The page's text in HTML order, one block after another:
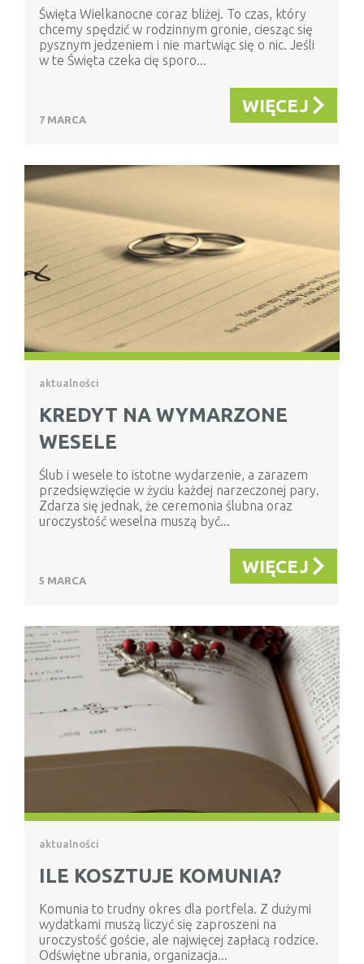
Święta Wielkanocne coraz bliżej. To czas, który
chcemy spędzić w rodzinnym gronie, ciesząc się
pysznym jedzeniem i nie martwiąc się o nic. Jeśli
w te Święta czeka cię sporo...
7 MARCA
WIĘCEJ
aktualności
KREDYT NA WYMARZONE
WESELE
Ślub i wesele to istotne wydarzenie, a zarazem
przedsięwzięcie w życiu każdej narzeczonej pary.
Zdarza się jednak, że ceremonia ślubna oraz
uroczystość weselna muszą być...
5 MARCA
WIĘCEJ
aktualności
ILE KOSZTUJE KOMUNIA?
Komunia to trudny okres dla portfela. Z dużymi
wydatkami muszą liczyć się zaproszeni na
uroczystość goście, ale najwięcej zapłacą rodzice.
Odświętne ubrania, organizacja...